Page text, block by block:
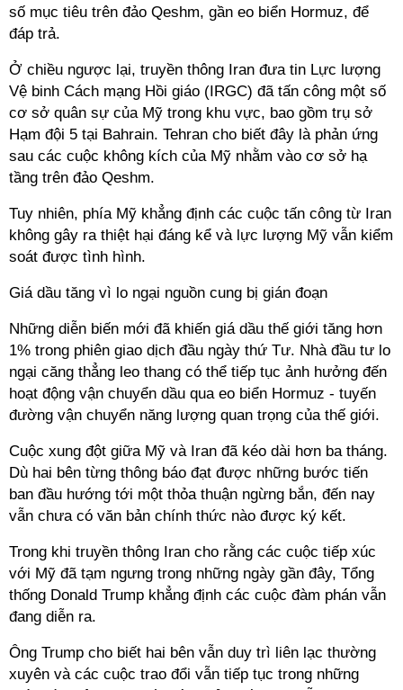
số mục tiêu trên đảo Qeshm, gần eo biển Hormuz, để
đáp trả.
Ở chiều ngược lại, truyền thông Iran đưa tin Lực lượng
Vệ binh Cách mạng Hồi giáo (IRGC) đã tấn công một số
cơ sở quân sự của Mỹ trong khu vực, bao gồm trụ sở
Hạm đội 5 tại Bahrain. Tehran cho biết đây là phản ứng
sau các cuộc không kích của Mỹ nhằm vào cơ sở hạ
tầng trên đảo Qeshm.
Tuy nhiên, phía Mỹ khẳng định các cuộc tấn công từ Iran
không gây ra thiệt hại đáng kể và lực lượng Mỹ vẫn kiểm
soát được tình hình.
Giá dầu tăng vì lo ngại nguồn cung bị gián đoạn
Những diễn biến mới đã khiến giá dầu thế giới tăng hơn
1% trong phiên giao dịch đầu ngày thứ Tư. Nhà đầu tư lo
ngại căng thẳng leo thang có thể tiếp tục ảnh hưởng đến
hoạt động vận chuyển dầu qua eo biển Hormuz - tuyến
đường vận chuyển năng lượng quan trọng của thế giới.
Cuộc xung đột giữa Mỹ và Iran đã kéo dài hơn ba tháng.
Dù hai bên từng thông báo đạt được những bước tiến
ban đầu hướng tới một thỏa thuận ngừng bắn, đến nay
vẫn chưa có văn bản chính thức nào được ký kết.
Trong khi truyền thông Iran cho rằng các cuộc tiếp xúc
với Mỹ đã tạm ngưng trong những ngày gần đây, Tổng
thống Donald Trump khẳng định các cuộc đàm phán vẫn
đang diễn ra.
Ông Trump cho biết hai bên vẫn duy trì liên lạc thường
xuyên và các cuộc trao đổi vẫn tiếp tục trong những